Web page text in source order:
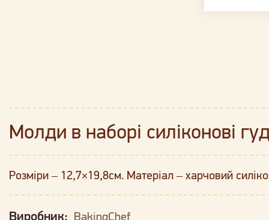
Молди в наборі силіконові
Розміри – 12,7×19,8см. Матеріал – харчовий
Виробник: BakingChef